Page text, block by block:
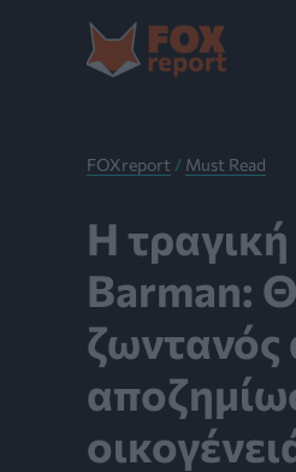
Μετάβαση
περιεχόμενο
FOXreport / Must Read
Η
Barman:
ζωντανός